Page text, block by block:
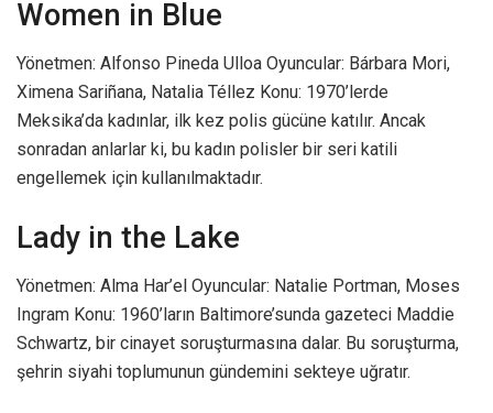
Women in Blue
Yönetmen: Alfonso Pineda Ulloa Oyuncular: Bárbara Mori,
Ximena Sariñana, Natalia Téllez Konu: 1970’lerde
Meksika’da kadınlar, ilk kez polis gücüne katılır. Ancak
sonradan anlarlar ki, bu kadın polisler bir seri katili
engellemek için kullanılmaktadır.
Lady in the Lake
Yönetmen: Alma Har’el Oyuncular: Natalie Portman, Moses
Ingram Konu: 1960’ların Baltimore’sunda gazeteci Maddie
Schwartz, bir cinayet soruşturmasına dalar. Bu soruşturma,
şehrin siyahi toplumunun gündemini sekteye uğratır.